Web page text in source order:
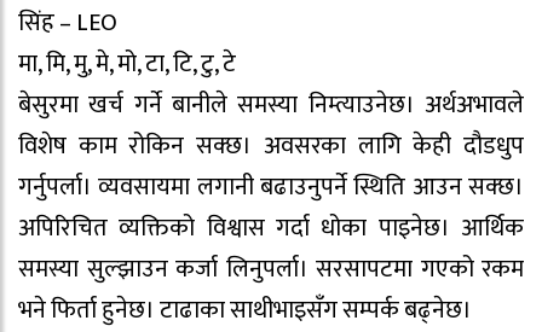
सिंह – LEO
मा, मि, मु, मे, मो, टा, टि, टु, टे
बेसुरमा खर्च गर्ने बानीले समस्या निम्त्याउनेछ। अर्थअभावले
विशेष काम रोकिन सक्छ। अवसरका लागि केही दौडधुप
गर्नुपर्ला। व्यवसायमा लगानी बढाउनुपर्ने स्थिति आउन सक्छ।
अपिरिचित व्यक्तिको विश्वास गर्दा धोका पाइनेछ। आर्थिक
समस्या सुल्झाउन कर्जा लिनुपर्ला। सरसापटमा गएको रकम
भने फिर्ता हुनेछ। टाढाका साथीभाइसँग सम्पर्क बढ्नेछ।